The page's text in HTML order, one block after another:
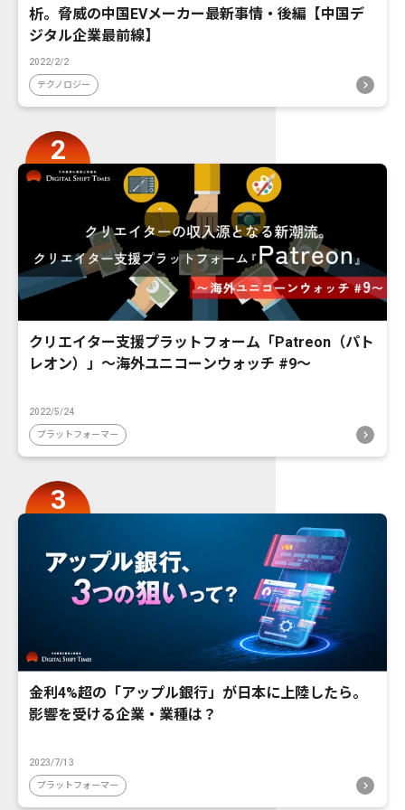
析。脅威の中国EVメーカー最新事情・後編【中国デ
ジタル企業最前線】
2022/2/2
テクノロジー
クリエイター支援プラットフォーム「Patreon（パト
レオン）」〜海外ユニコーンウォッチ #9〜
2022/5/24
プラットフォーマー
金利4%超の「アップル銀行」が日本に上陸したら。
影響を受ける企業・業種は？
2023/7/13
プラットフォーマー